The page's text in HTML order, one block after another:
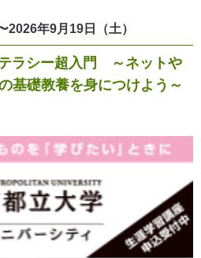
2026年9月19日（土）
ラシー超入門 ～ネットや
基礎教養を身につけよう～